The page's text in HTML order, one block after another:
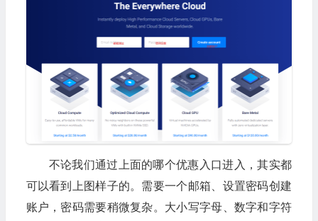
不论我们通过上面的哪个优惠入口进入，其实都
可以看到上图样子的。需要一个邮箱、设置密码创建
账户，密码需要稍微复杂。大小写字母、数字和字符